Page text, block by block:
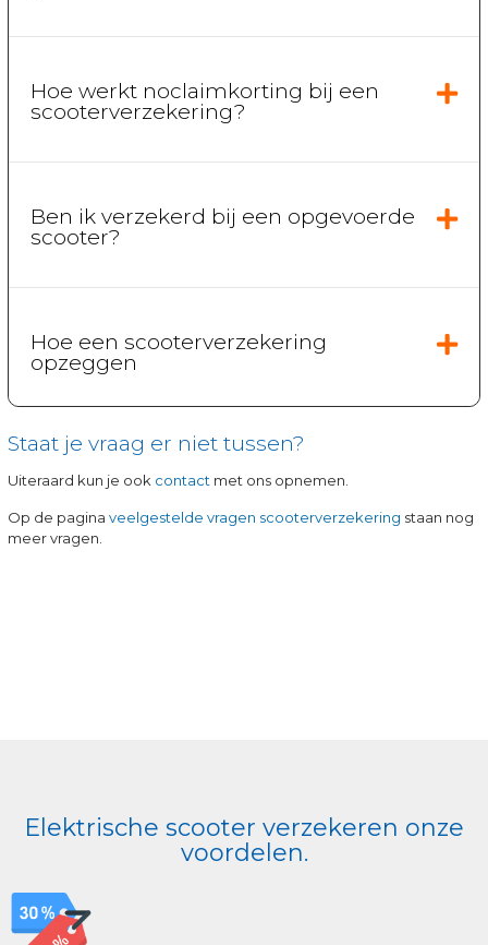
Hoe werkt noclaimkorting bij een
scooterverzekering?
Ben ik verzekerd bij een opgevoerde
scooter?
Hoe een scooterverzekering
opzeggen
Staat je vraag er niet tussen?
Uiteraard kun je ook contact met ons opnemen.
Op de pagina veelgestelde vragen scooterverzekering staan nog
meer vragen.
Elektrische scooter verzekeren onze
voordelen.